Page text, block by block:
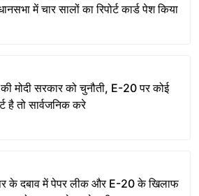
में चार सालों का रिपोर्ट कार्ड पेश किया
मोदी सरकार को चुनौती, E-20 पर कोई
है तो सार्वजनिक करे
के दबाव में पेपर लीक और E-20 के खिलाफ